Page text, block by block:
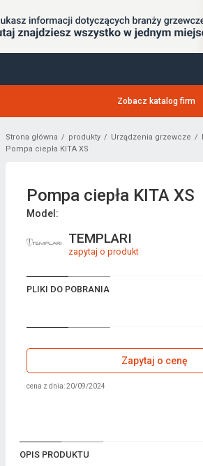
Zobacz katalog firm
Strona główna produkty Urządzenia grzewcze
Pompa ciepła KITA XS
Pompa ciepła KITA XS
Model:
TEMPLARI
zapytaj o produkt
PLIKI DO POBRANIA
Zapytaj o cenę
cena z dnia: 20/09/2024
OPIS PRODUKTU